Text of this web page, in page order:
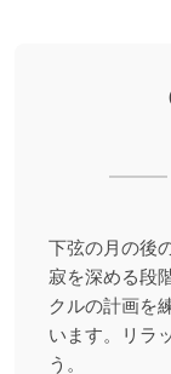
下弦の月の後
寂を深める段
クルの計画を
います。リラ
う。